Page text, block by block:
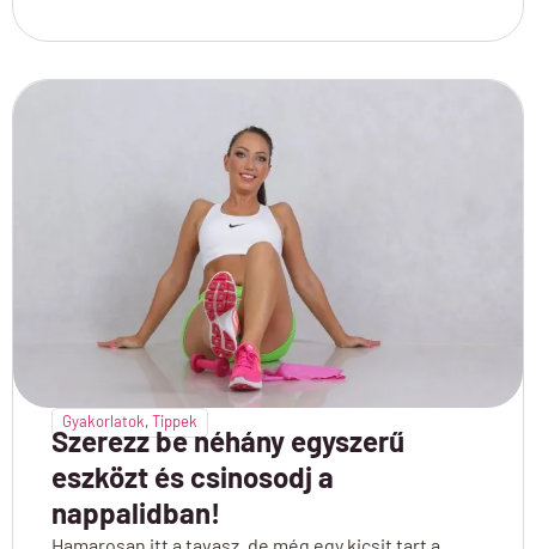
Gyakorlatok,Tippek
Szerezz be néhány egyszerű
eszközt és csinosodj a
nappalidban!